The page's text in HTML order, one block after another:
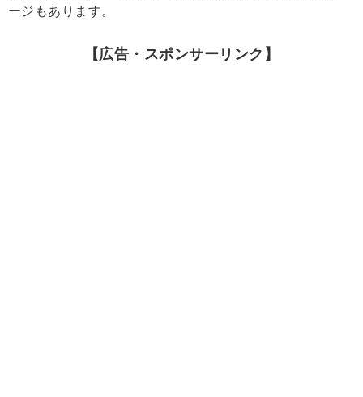
ージもあります。
【広告・スポンサーリンク】